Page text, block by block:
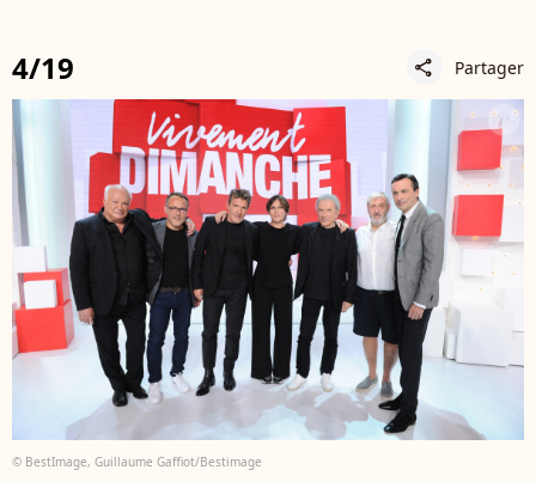
4/19 share Partager
© BestImage, Guillaume Gaffiot/Bestimage